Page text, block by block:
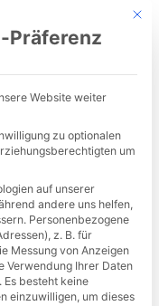
Mit
Präferenz
Website weiter
zu optionalen
um
auf unserer
andere uns helfen,
Personenbezogene
z. B. für
Messung von Anzeigen
Verwendung Ihrer Daten
. Es besteht keine
einzuwilligen, um dieses